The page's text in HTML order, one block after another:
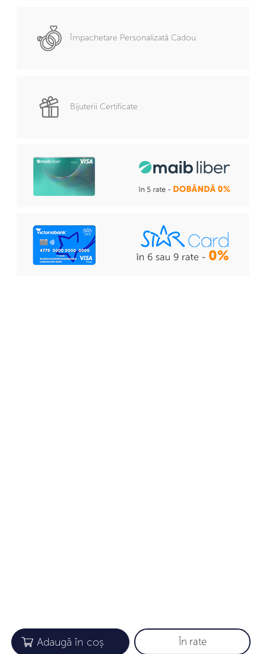
În rate
Împachetare Personalizată Cadou
Bijuterii Certificate